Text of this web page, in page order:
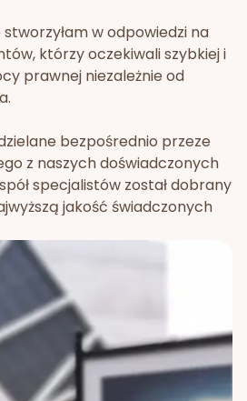
w odpowiedzi na
którzy oczekiwali szybkiej i
prawnej niezależnie od
bezpośrednio przeze
z naszych doświadczonych
specjalistów został dobrany
jakość świadczonych